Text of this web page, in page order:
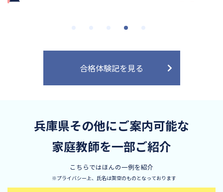
合格体験記を見る
兵庫県その他にご案内可能な
家庭教師を一部ご紹介
こちらではほんの一例を紹介
※プライバシー上、氏名は架空のものとなっております